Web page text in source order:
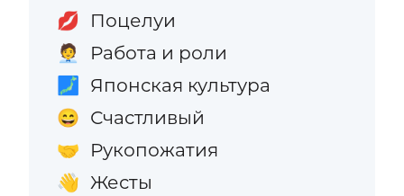
💋 Поцелуи
🧑‍💼 Работа и роли
🗾 Японская культура
😄 Счастливый
🤝 Рукопожатия
👋 Жесты